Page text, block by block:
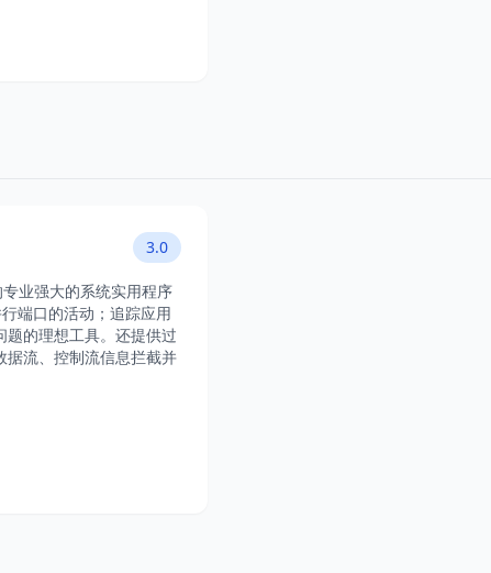
3.0
业强大的系统实用程序
端口的活动；追踪应用
的理想工具。还提供过
据流、控制流信息拦截并